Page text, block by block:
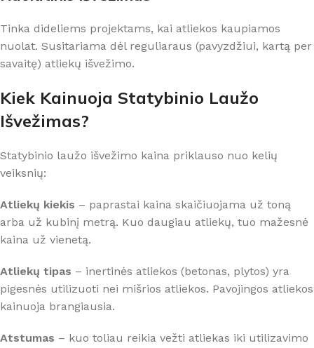
Tinka dideliems projektams, kai atliekos kaupiamos
nuolat. Susitariama dėl reguliaraus (pavyzdžiui, kartą per
savaitę) atliekų išvežimo.
Kiek Kainuoja Statybinio Laužo
Išvežimas?
Statybinio laužo išvežimo kaina priklauso nuo kelių
veiksnių:
Atliekų kiekis – paprastai kaina skaičiuojama už toną
arba už kubinį metrą. Kuo daugiau atliekų, tuo mažesnė
kaina už vienetą.
Atliekų tipas – inertinės atliekos (betonas, plytos) yra
pigesnės utilizuoti nei mišrios atliekos. Pavojingos atliekos
kainuoja brangiausia.
Atstumas – kuo toliau reikia vežti atliekas iki utilizavimo